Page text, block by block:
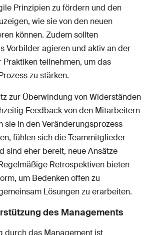
Prinzipien zu fördern und den
wie sie von den neuen
können. Zudem sollten
Vorbilder agieren und aktiv an der
teilnehmen, um das
zu stärken.
zur Überwindung von Widerständen
Feedback von den Mitarbeitern
sie in den Veränderungsprozess
fühlen sich die Teammitglieder
sind eher bereit, neue Ansätze
Retrospektiven bieten
um Bedenken offen zu
Lösungen zu erarbeiten.
des Managements
durch das Management ist